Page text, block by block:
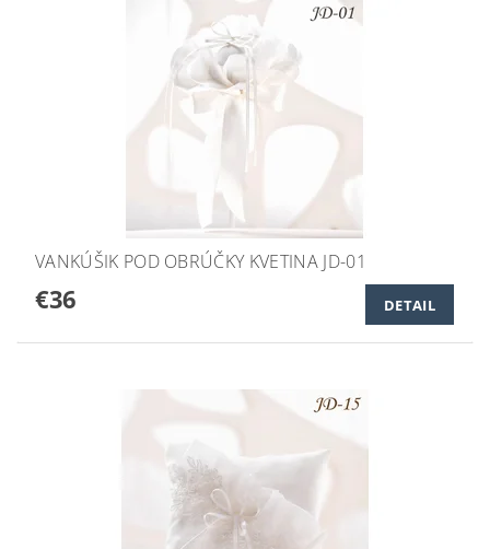
VANKÚŠIK POD OBRÚČKY KVETINA JD-01
€36 DETAIL